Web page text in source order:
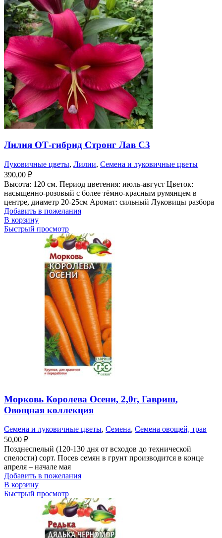
Лилия ОТ-гибрид Стронг Лав С3
Луковичные цветы, Лилии, Семена и луковичные цветы
390,00 ₽
Высота: 120 см. Период цветения: июль-август Цветок:
насыщенно-розовый с более тёмно-красным румянцем в
центре, диаметр 20-25см Аромат: сильный Луковицы разбора
Добавить в пожелания
В корзину
Быстрый просмотр
Морковь Королева Осени, 2,0г, Гавриш,
Овощная коллекция
Семена и луковичные цветы, Семена, Семена овощей, трав
50,00 ₽
Позднеспелый (120-130 дня от всходов до технической
спелости) сорт. Посев семян в грунт производится в конце
апреля – начале мая
Добавить в пожелания
В корзину
Быстрый просмотр